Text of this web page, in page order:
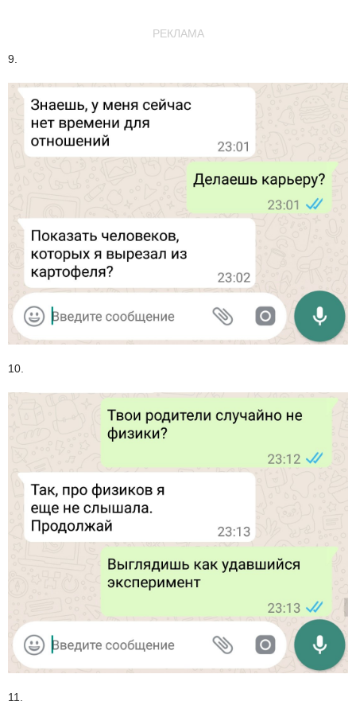
РЕКЛАМА
9.
10.
11.